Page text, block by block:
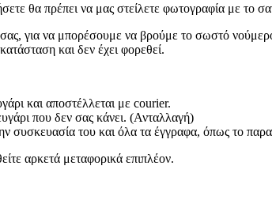
θα πρέπει να μας στείλετε φωτογραφία με το
για να μπορέσουμε να βρούμε το σωστό
και δεν έχει φορεθεί.
και αποστέλλεται με courier.
που δεν σας κάνει. (Ανταλλαγή)
συσκευασία του και όλα τα έγγραφα, όπως το
αρκετά μεταφορικά επιπλέον.